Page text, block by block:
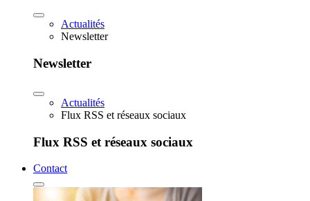
Actualités
Newsletter
Newsletter
Actualités
Flux RSS et réseaux sociaux
Flux RSS et réseaux sociaux
Contact